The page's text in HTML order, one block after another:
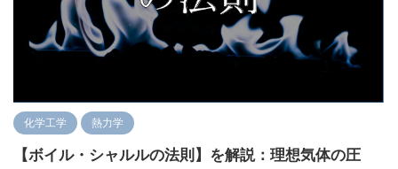
化学工学 熱力学
【ボイル・シャルルの法則】を解説：理想気体の圧